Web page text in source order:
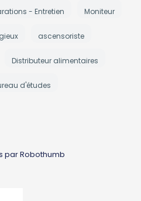
- Entretien Moniteur
ascensoriste
Distributeur alimentaires
d'études
par Robothumb